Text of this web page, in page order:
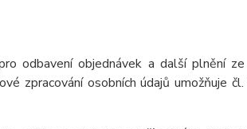
odbavení objednávek a další plnění
zpracování osobních údajů umožňuje